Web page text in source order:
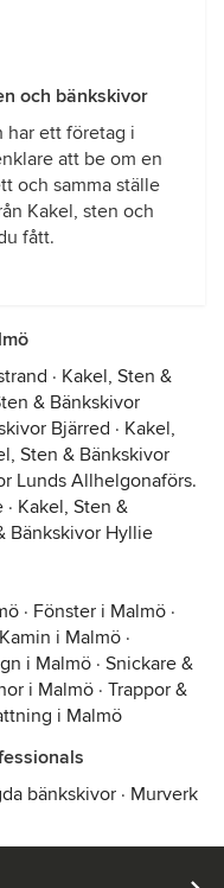
och bänkskivor
har ett företag i
att be om en
och samma ställe
Kakel, sten och
fått.
· Kakel, Sten &
& Bänkskivor
Bjärred · Kakel,
Sten & Bänkskivor
Lunds Allhelgonaförs.
· Kakel, Sten &
Bänkskivor Hyllie
· Fönster i Malmö ·
i Malmö ·
i Malmö · Snickare &
i Malmö · Trappor &
i Malmö
bänkskivor · Murverk